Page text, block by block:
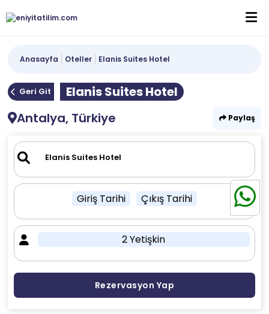
Anasayfa Oteller Elanis Suites Hotel
Geri Git
Elanis Suites Hotel
Antalya, Türkiye
Paylaş
Giriş Tarihi Çıkış Tarihi
2 Yetişkin
Rezervasyon Yap